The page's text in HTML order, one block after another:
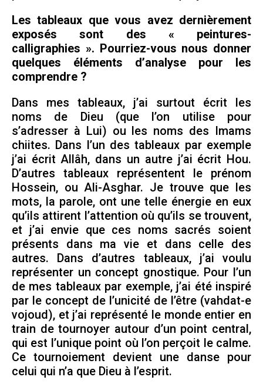
Les tableaux que vous avez dernièrement
exposés sont des « peintures-
calligraphies ». Pourriez-vous nous donner
quelques éléments d’analyse pour les
comprendre ?
Dans mes tableaux, j’ai surtout écrit les
noms de Dieu (que l’on utilise pour
s’adresser à Lui) ou les noms des Imams
chiites. Dans l’un des tableaux par exemple
j’ai écrit Allâh, dans un autre j’ai écrit Hou.
D’autres tableaux représentent le prénom
Hossein, ou Ali-Asghar. Je trouve que les
mots, la parole, ont une telle énergie en eux
qu’ils attirent l’attention où qu’ils se trouvent,
et j’ai envie que ces noms sacrés soient
présents dans ma vie et dans celle des
autres. Dans d’autres tableaux, j’ai voulu
représenter un concept gnostique. Pour l’un
de mes tableaux par exemple, j’ai été inspiré
par le concept de l’unicité de l’être (vahdat-e
vojoud), et j’ai représenté le monde entier en
train de tournoyer autour d’un point central,
qui est l’unique point où l’on perçoit le calme.
Ce tournoiement devient une danse pour
celui qui n’a que Dieu à l’esprit.